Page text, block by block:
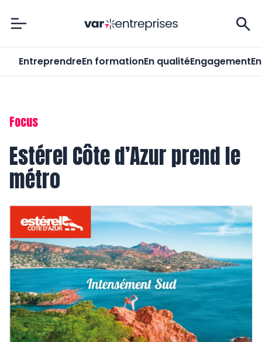
Var-Entreprises
EntreprendreEn formationEn qualitéEngagement
Focus
Estérel Côte d’Azur prend le
métro